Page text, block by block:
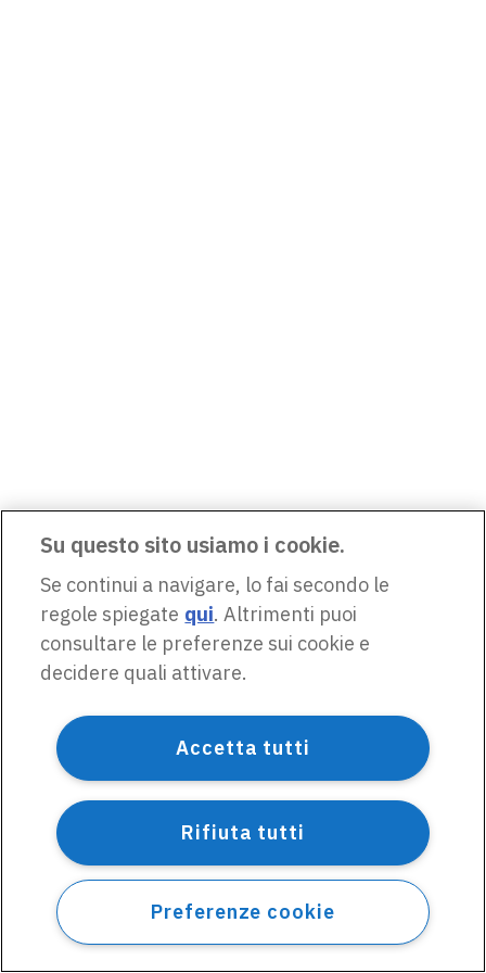
Su questo sito usiamo i cookie.
Se continui a navigare, lo fai secondo le
regole spiegate qui. Altrimenti puoi
consultare le preferenze sui cookie e
decidere quali attivare.
Accetta tutti
Rifiuta tutti
Preferenze cookie